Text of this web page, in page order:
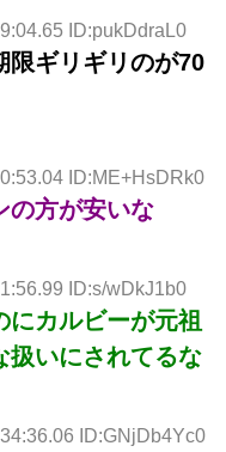
ID:pukDdraL0
限ギリギリのが70
ID:ME+HsDRk0
の方が安いな
ID:s/wDkJ1b0
カルビーが元祖
扱いにされてるな
ID:GNjDb4Yc0